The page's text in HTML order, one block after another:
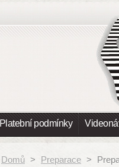
Platební podmínky
Domů > Preparace >